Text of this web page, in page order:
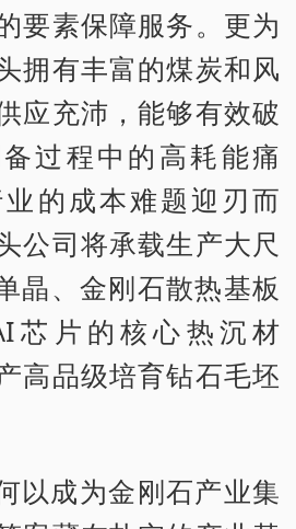
要素保障服务。更为
拥有丰富的煤炭和风
应充沛，能够有效破
过程中的高耗能痛
的成本难题迎刃而
公司将承载生产大尺
晶、金刚石散热基板
芯片的核心热沉材
高品级培育钻石毛坯
以成为金刚石产业集